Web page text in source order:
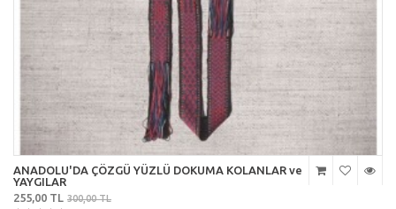
ANADOLU'DA ÇÖZGÜ YÜZLÜ DOKUMA KOLANLAR ve
YAYGILAR
255,00 TL 300,00 TL